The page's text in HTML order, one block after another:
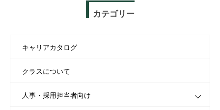
カテゴリー
キャリアカタログ
クラスについて
人事・採用担当者向け